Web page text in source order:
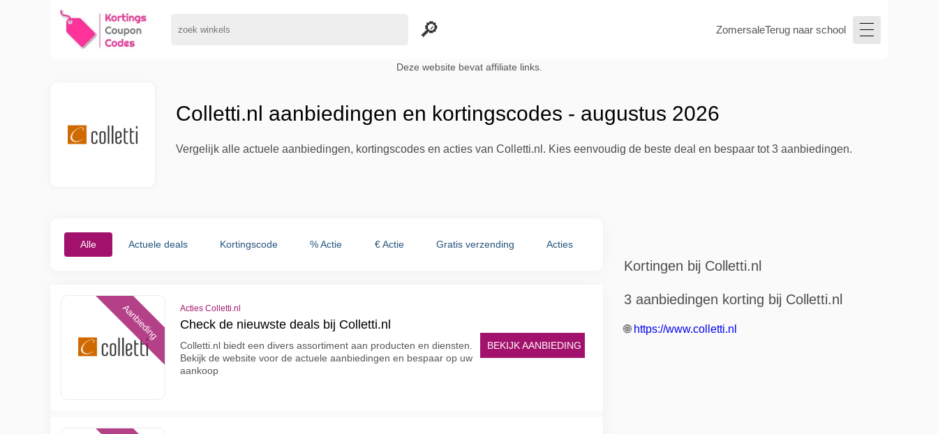
ZomersaleTerug naar school
Deze website bevat affiliate links.
Colletti.nl aanbiedingen en kortingscodes - augustus 2026
Vergelijk alle actuele aanbiedingen, kortingscodes en acties van Colletti.nl. Kies eenvoudig de beste deal en bespaar tot 3 aanbiedingen.
Alle Actuele deals Kortingscode % Actie € Actie Gratis verzending Acties
Aanbieding Acties Colletti.nl
Check de nieuwste deals bij Colletti.nl
Colletti.nl biedt een divers assortiment aan producten en diensten.
Bekijk de website voor de actuele aanbiedingen en bespaar op uw
aankoop
BEKIJK AANBIEDING
Kortingen bij Colletti.nl
3 aanbiedingen korting bij Colletti.nl
🌐 https://www.colletti.nl